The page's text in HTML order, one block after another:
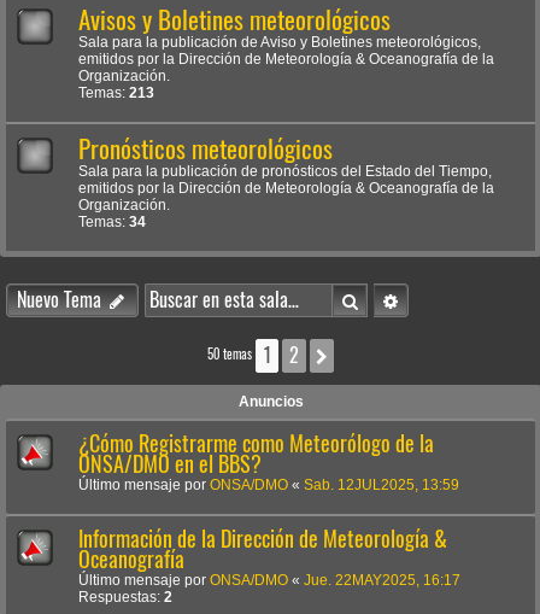
Avisos y Boletines meteorológicos
Sala para la publicación de Aviso y Boletines meteorológicos,
emitidos por la Dirección de Meteorología & Oceanografía de la
Organización.
Temas: 213
Pronósticos meteorológicos
Sala para la publicación de pronósticos del Estado del Tiempo,
emitidos por la Dirección de Meteorología & Oceanografía de la
Organización.
Temas: 34
Nuevo Tema BuscarBúsqueda avanzada
50 temas 1 2
Anuncios
¿Cómo Registrarme como Meteorólogo de la
ONSA/DMO en el BBS?
Último mensaje por ONSA/DMO « Sab. 12JUL2025, 13:59
Información de la Dirección de Meteorología &
Oceanografía
Último mensaje por ONSA/DMO « Jue. 22MAY2025, 16:17
Respuestas: 2